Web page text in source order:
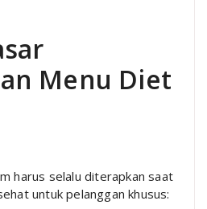
Menu Diet
harus selalu diterapkan saat
untuk pelanggan khusus: